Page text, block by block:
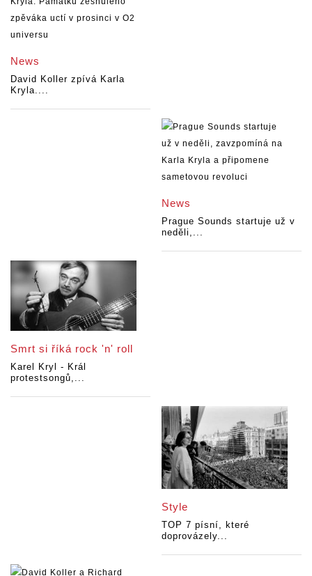
News
David Koller zpívá Karla
Kryla....
News
Prague Sounds startuje už v
neděli,...
Smrt si říká rock 'n' roll
Karel Kryl - Král
protestsongů,...
Style
TOP 7 písní, které
doprovázely...